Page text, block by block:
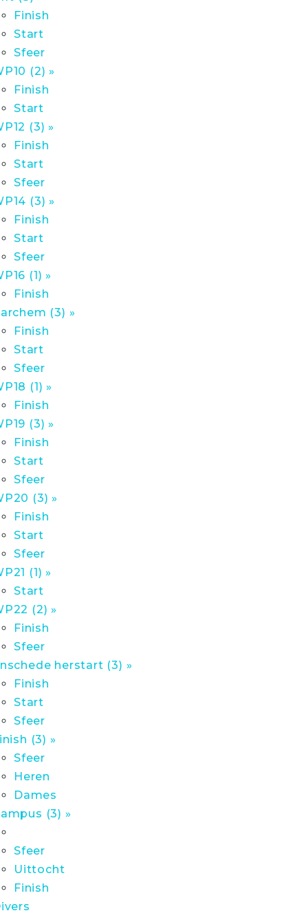
Finish
Start
Sfeer
(2) »
Finish
Start
(3) »
Finish
Start
Sfeer
(3) »
Finish
Start
Sfeer
(1) »
Finish
(3) »
Finish
Start
Sfeer
(1) »
Finish
(3) »
Finish
Start
Sfeer
(3) »
Finish
Start
Sfeer
(1) »
Start
(2) »
Finish
Sfeer
herstart (3) »
Finish
Start
Sfeer
(3) »
Sfeer
Heren
Dames
(3) »
Sfeer
Uittocht
Finish